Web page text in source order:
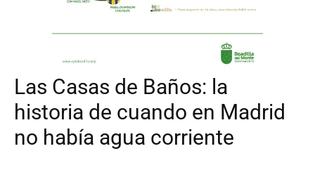
Las Casas de Baños: la
historia de cuando en Madrid
no había agua corriente